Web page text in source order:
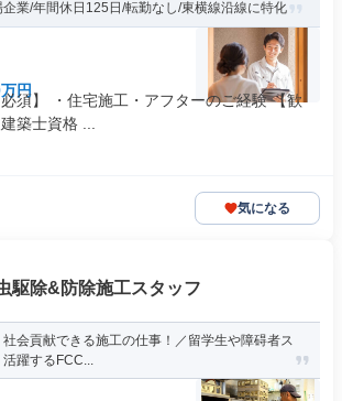
業/年間休日125日/転勤なし/東横線沿線に特化
円
須】 ・住宅施工・アフターのご経験 【歓
築士資格 ...
気になる
駆除&防除施工スタッフ
会貢献できる施工の仕事！／留学生や障碍者ス
躍するFCC...